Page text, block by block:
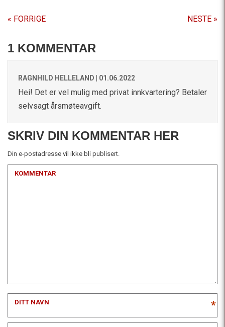
« FORRIGE NESTE »
1 KOMMENTAR
RAGNHILD HELLELAND | 01.06.2022
Hei! Det er vel mulig med privat innkvartering? Betaler
selvsagt årsmøteavgift.
SKRIV DIN KOMMENTAR HER
Din e-postadresse vil ikke bli publisert.
KOMMENTAR
DITT NAVN *